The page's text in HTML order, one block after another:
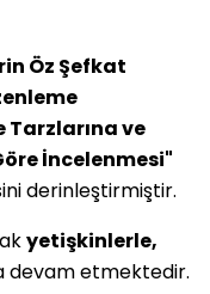
Öz Şefkat
Tarzlarına ve
İncelenmesi"
derinleştirmiştir.
yetişkinlerle,
devam etmektedir.